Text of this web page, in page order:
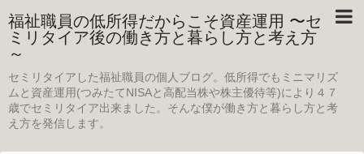
福祉職員の低所得だからこそ資産運用 〜セ
ミリタイア後の働き方と暮らし方と考え方
～
セミリタイアした福祉職員の個人ブログ。低所得でもミニマリズ
ムと資産運用(つみたてNISAと高配当株や株主優待等)により４７
歳でセミリタイア出来ました。そんな僕が働き方と暮らし方と考
え方を発信します。